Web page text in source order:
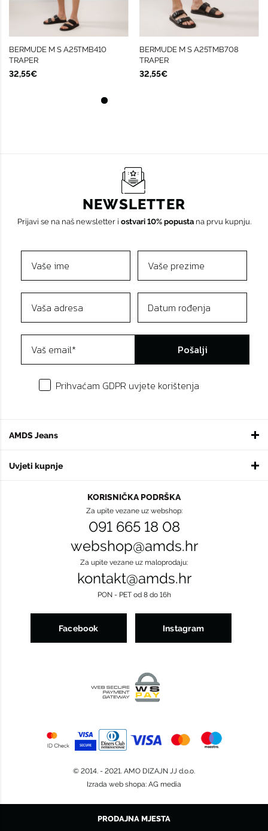
BERMUDE M S A25TMB410
TRAPER
32,55€
BERMUDE M S A25TMB708
TRAPER
32,55€
AMDS Jeans
Uvjeti kupnje
NEWSLETTER
Prijavi se na naš newsletter i ostvari 10% popustana prvu kupnju.
Pošalji
Prihvaćam GDPR uvjete korištenja
KORISNIČKA PODRŠKA
Za upite vezane uz webshop:
091 665 18 08
webshop@amds.hr
Za upite vezane uz maloprodaju:
kontakt@amds.hr
PON - PET od 8 do 16h
Facebook Instagram
© 2014. - 2021. AMO DIZAJN JJ d.o.o.
Izrada web shopa: AG media
PRODAJNA MJESTA